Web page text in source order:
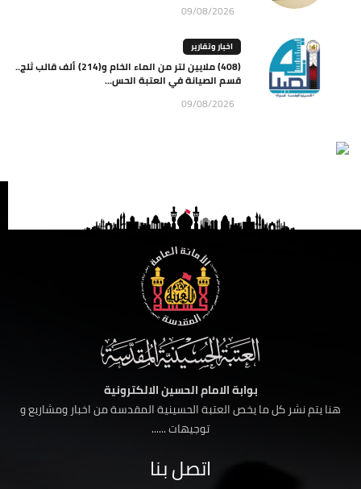
09/08/2026
اخبار وتقارير
(408) ملايين لتر من الماء الخام و(214) ألف قالب ثلج..
قسم الصيانة في العتبة الحس...
09/08/2026
بوابة الامام الحسين الالكترونية
هنا يتم نشر كل ما يخص العتبة الحسينية المقدسة من اخبار ومشاريع و
توجيهات ......
اتصل بنا